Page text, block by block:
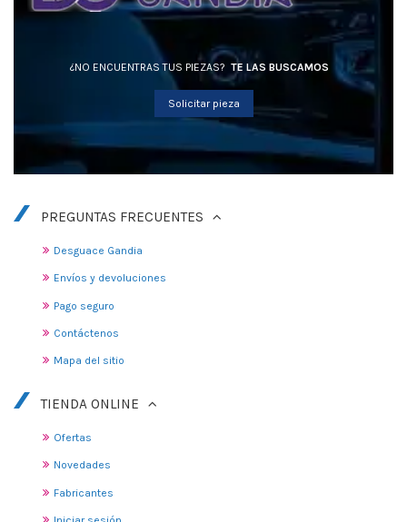
¿NO ENCUENTRAS TUS PIEZAS? TE LAS BUSCAMOS
Solicitar pieza
PREGUNTAS FRECUENTES
Desguace Gandia
Envíos y devoluciones
Pago seguro
Contáctenos
Mapa del sitio
TIENDA ONLINE
Ofertas
Novedades
Fabricantes